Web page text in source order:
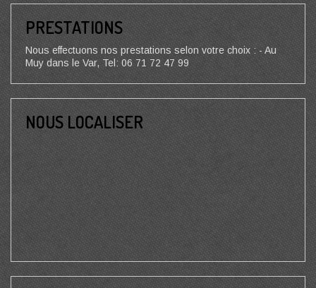
PRESTATIONS
Nous effectuons nos prestations selon votre choix : - Au
Muy dans le Var, Tel: 06 71 72 47 99
NOUS LOCALISER